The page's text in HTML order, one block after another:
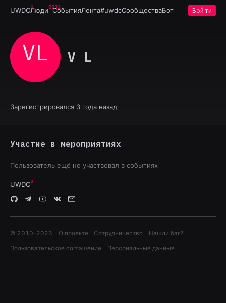
UWDCЛюди6932
СобытияЛента#uwdcСообществаБот Войти
VL V L
Зарегистрировался 3 года назад
Участие в мероприятиях
Пользователь ещё не участвовал в событиях
UWDC
© 2010–2026 О проекте Сотрудничество Нашли баг?
Пользовательское соглашение Персональные данные